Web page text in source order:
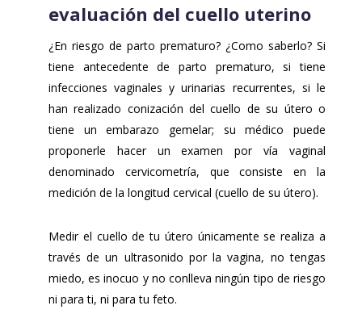
evaluación del cuello uterino
¿En riesgo de parto prematuro? ¿Como saberlo? Si
tiene antecedente de parto prematuro, si tiene
infecciones vaginales y urinarias recurrentes, si le
han realizado conización del cuello de su útero o
tiene un embarazo gemelar; su médico puede
proponerle hacer un examen por vía vaginal
denominado cervicometría, que consiste en la
medición de la longitud cervical (cuello de su útero).
Medir el cuello de tu útero únicamente se realiza a
través de un ultrasonido por la vagina, no tengas
miedo, es inocuo y no conlleva ningún tipo de riesgo
ni para ti, ni para tu feto.